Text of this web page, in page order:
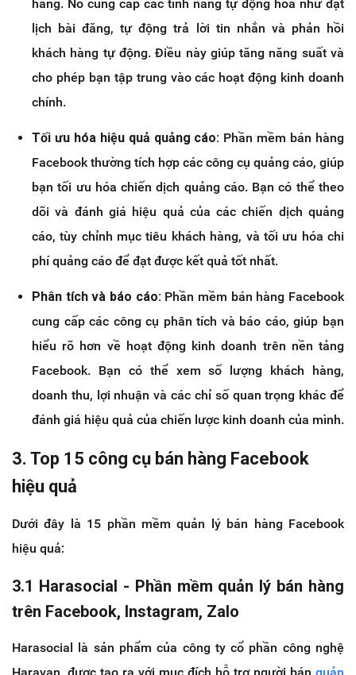
hàng. Nó cung cấp các tính năng tự động hóa như đặt
lịch bài đăng, tự động trả lời tin nhắn và phản hồi
khách hàng tự động. Điều này giúp tăng năng suất và
cho phép bạn tập trung vào các hoạt động kinh doanh
chính.
Tối ưu hóa hiệu quả quảng cáo: Phần mềm bán hàng
Facebook thường tích hợp các công cụ quảng cáo, giúp
bạn tối ưu hóa chiến dịch quảng cáo. Bạn có thể theo
dõi và đánh giá hiệu quả của các chiến dịch quảng
cáo, tùy chỉnh mục tiêu khách hàng, và tối ưu hóa chi
phí quảng cáo để đạt được kết quả tốt nhất.
Phân tích và báo cáo: Phần mềm bán hàng Facebook
cung cấp các công cụ phân tích và báo cáo, giúp bạn
hiểu rõ hơn về hoạt động kinh doanh trên nền tảng
Facebook. Bạn có thể xem số lượng khách hàng,
doanh thu, lợi nhuận và các chỉ số quan trọng khác để
đánh giá hiệu quả của chiến lược kinh doanh của mình.
3. Top 15 công cụ bán hàng Facebook
hiệu quả
Dưới đây là 15 phần mềm quản lý bán hàng Facebook
hiệu quả:
3.1 Harasocial - Phần mềm quản lý bán hàng
trên Facebook, Instagram, Zalo
Harasocial là sản phẩm của công ty cổ phần công nghệ